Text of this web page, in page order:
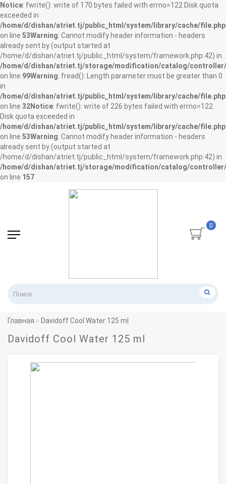
Notice: fwrite(): write of 170 bytes failed with errno=122 Disk quota
exceeded in
/home/d/dishan/atriet.tj/public_html/system/library/cache/file.php
on line 53Warning: Cannot modify header information - headers
already sent by (output started at
/home/d/dishan/atriet.tj/public_html/system/framework.php:42) in
/home/d/dishan/atriet.tj/storage/modification/catalog/
on line 99Warning: fread(): Length parameter must be greater than 0
in
/home/d/dishan/atriet.tj/public_html/system/library/cache/file.php
on line 32Notice: fwrite(): write of 226 bytes failed with errno=122
Disk quota exceeded in
/home/d/dishan/atriet.tj/public_html/system/library/cache/file.php
on line 53Warning: Cannot modify header information - headers
already sent by (output started at
/home/d/dishan/atriet.tj/public_html/system/framework.php:42) in
/home/d/dishan/atriet.tj/storage/modification/catalog/
on line 157
0
Главная Davidoff Cool Water 125 ml
Davidoff Cool Water 125 ml